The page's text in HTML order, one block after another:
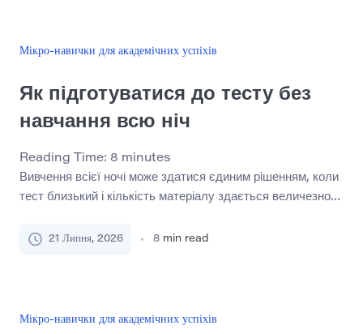
після […]
Мікро-навички для академічних успіхів
Як підготуватися до тесту без
навчання всю ніч
Reading Time: 8 minutes
Вивчення всієї ночі може здатися єдиним рішенням, коли
тест близький і кількість матеріалу здається величезною.
недооцінювали навантаження або вірили, що кожна
помилки стає важче […]
21 Липня, 2026 8 min read
Мікро-навички для академічних успіхів